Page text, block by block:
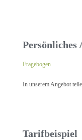
Persönliches
Fragebogen
In unserem Angebot
Tarifbeispiel